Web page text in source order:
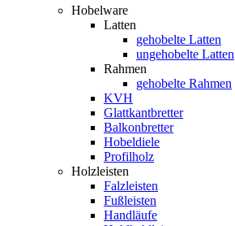
Hobelware
Latten
gehobelte Latten
ungehobelte Latten
Rahmen
gehobelte Rahmen
KVH
Glattkantbretter
Balkonbretter
Hobeldiele
Profilholz
Holzleisten
Falzleisten
Fußleisten
Handläufe